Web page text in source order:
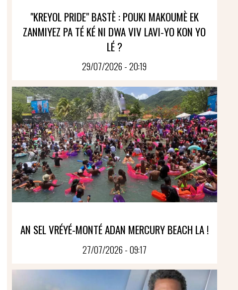
"KREYOL PRIDE" BASTÈ : POUKI MAKOUMÈ EK
ZANMIYEZ PA TÉ KÉ NI DWA VIV LAVI-YO KON YO
LÉ ?
29/07/2026 - 20:19
AN SEL VRÉYÉ-MONTÉ ADAN MERCURY BEACH LA !
27/07/2026 - 09:17